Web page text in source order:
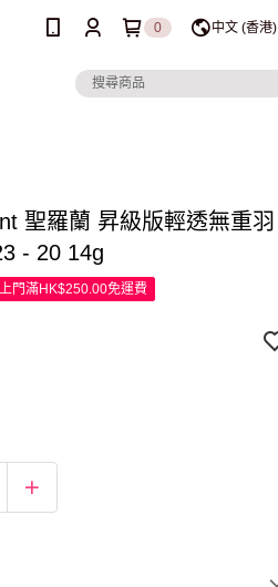
0 中文 (香港)
聖羅蘭 昇級版輕透無重羽
- 20 14g
門滿HK$250.00免運費